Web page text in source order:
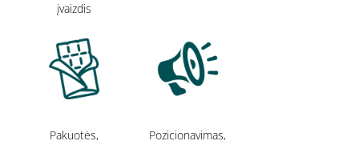
įvaizdis
Pakuotės,
Pozicionavimas,